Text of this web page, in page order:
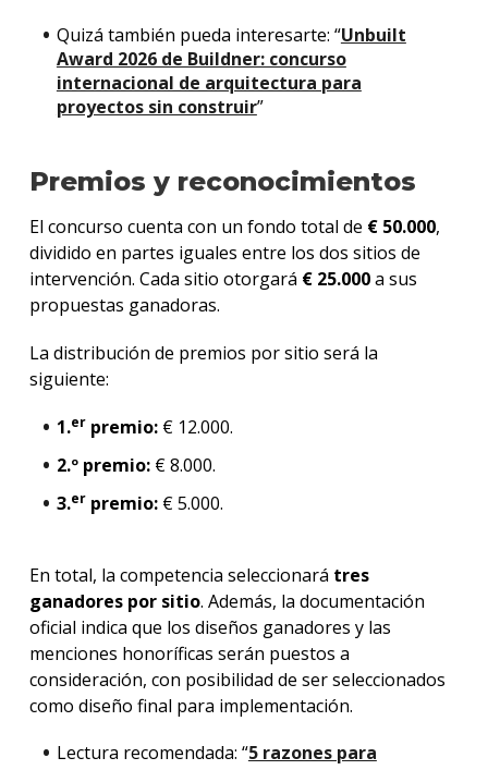
Quizá también pueda interesarte: “Unbuilt
Award 2026 de Buildner: concurso
internacional de arquitectura para
proyectos sin construir”
Premios y reconocimientos
El concurso cuenta con un fondo total de € 50.000,
dividido en partes iguales entre los dos sitios de
intervención. Cada sitio otorgará € 25.000a sus
propuestas ganadoras.
La distribución de premios por sitio será la
siguiente:
1.erpremio:€ 12.000.
2.º premio:€ 8.000.
3.erpremio:€ 5.000.
En total, la competencia seleccionará tres
ganadores por sitio. Además, la documentación
oficial indica que los diseños ganadores y las
menciones honoríficas serán puestos a
consideración, con posibilidad de ser seleccionados
como diseño final para implementación.
Lectura recomendada: “5 razones para